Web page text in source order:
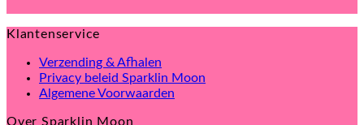
Klantenservice
Verzending & Afhalen
Privacy beleid Sparklin Moon
Algemene Voorwaarden
Over Sparklin Moon